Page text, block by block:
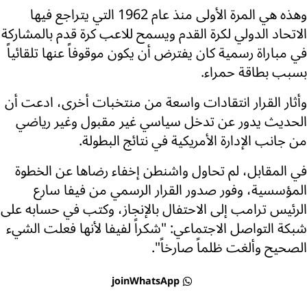
وهذه هي المرة الأولى منذ عام 1962 التي يتراجع فيها
الاتحاد الدولي لكرة القدم ويسمح للاعب كرة قدم بالمشاركة
في مباراة رسمية كان يفترض أن يكون موقوفاً عنها تلقائياً
بسبب بطاقة حمراء.
وأثار القرار انتقادات واسعة من منتخبات أخرى، ادعت أن
الحديث يدور عن تدخل سياسي غير مقبول وغير رياضي
من جانب الإدارة الأمريكية في نتائج البطولة.
في المقابل، لم تحاول واشنطن إخفاء رضاها عن الخطوة
المؤسسية، وفور صدور القرار الرسمي من فيفا سارع
الرئيس ترامب إلى الاحتفال بالإنجاز، وكتب في حسابه على
شبكة التواصل الاجتماعي: "شكراً لفيفا لأنها فعلت الشيء
الصحيح وألغت ظلماً صارخاً".
joinWhatsApp